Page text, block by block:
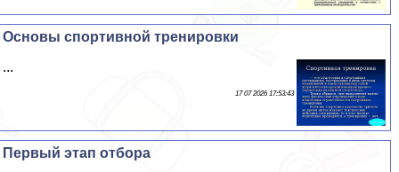
Основы спортивной тренировки
...
17 07 2026 17:53:43
Первый этап отбора